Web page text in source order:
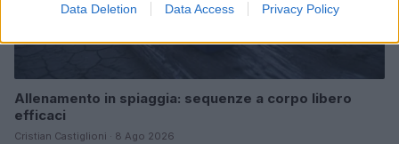
Data Deletion Data Access Privacy Policy
Allenamento in spiaggia: sequenze a corpo libero
efficaci
Cristian Castiglioni · 8 Ago 2026